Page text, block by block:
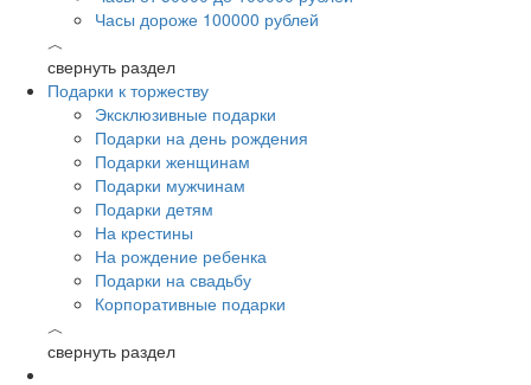
Часы дороже 100000 рублей
︿
свернуть раздел
Подарки к торжеству
Эксклюзивные подарки
Подарки на день рождения
Подарки женщинам
Подарки мужчинам
Подарки детям
На крестины
На рождение ребенка
Подарки на свадьбу
Корпоративные подарки
︿
свернуть раздел